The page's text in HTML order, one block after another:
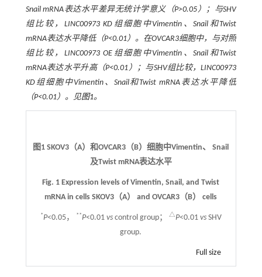
Snail mRNA表达水平差异无统计学意义（P>0.05）；与SHV
组比较，LINC00973 KD组细胞中Vimentin、Snail和Twist
mRNA表达水平降低（P<0.01）。在OVCAR3细胞中，与对照
组比较，LINC00973 OE组细胞中Vimentin、Snail和Twist
mRNA表达水平升高（P<0.01）；与SHV组比较，LINC00973
KD组细胞中Vimentin、Snail和Twist mRNA表达水平降低
（P<0.01）。见图1。
图1 SKOV3（A）和OVCAR3（B）细胞中Vimentin、 Snail
及Twist mRNA表达水平
Fig. 1 Expression levels of Vimentin, Snail, and Twist
mRNA in cells SKOV3（A） and OVCAR3（B） cells
*P<0.05， **P<0.01 vscontrol group； △P<0.01 vsSHV
group.
Full size